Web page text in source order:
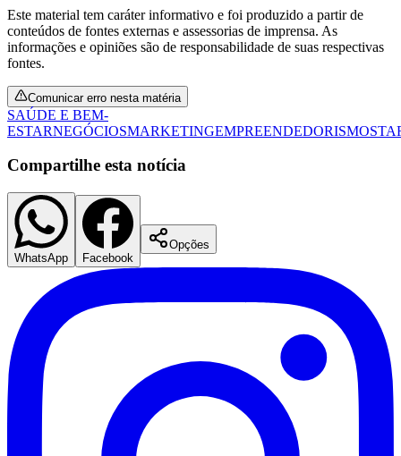
Santos
Este material tem caráter informativo e foi produzido a partir de
conteúdos de fontes externas e assessorias de imprensa. As
informações e opiniões são de responsabilidade de suas respectivas
fontes.
Comunicar erro nesta matéria
SAÚDE E BEM-
ESTARNEGÓCIOSMARKETINGEMPREENDEDORISMO
Compartilhe esta notícia
WhatsApp Facebook
Opções